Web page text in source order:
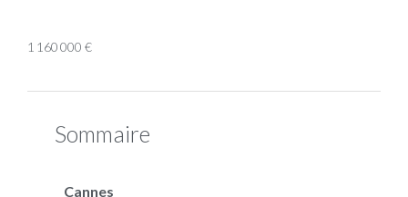
1 160 000 €
Sommaire
Cannes